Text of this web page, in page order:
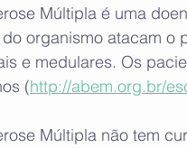
Múltipla é uma
organismo atacam o
e medulares. Os
(http://abem.org.br/
Múltipla não tem